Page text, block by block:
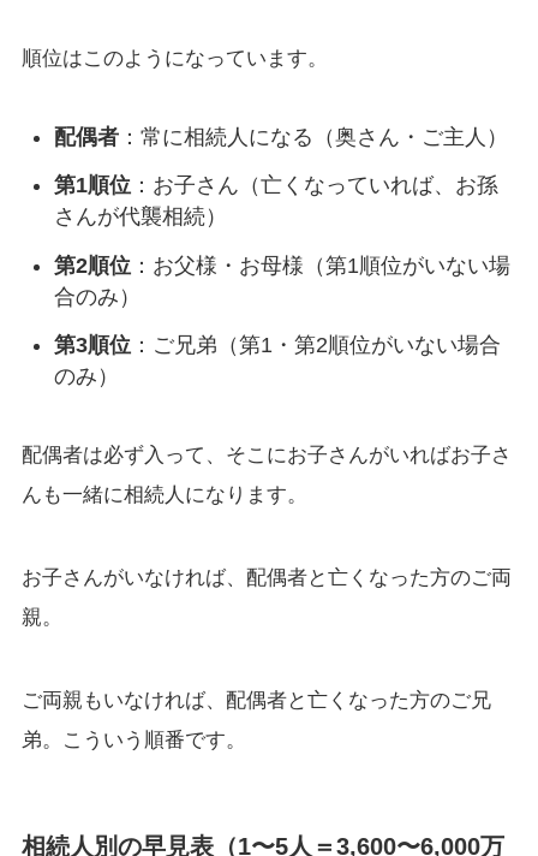
順位はこのようになっています。
配偶者：常に相続人になる（奥さん・ご主人）
第1順位：お子さん（亡くなっていれば、お孫
さんが代襲相続）
第2順位 ：お父様・お母様（第1順位がいない場
合のみ）
第3順位 ：ご兄弟（第1・第2順位がいない場合
のみ）
配偶者は必ず入って、そこにお子さんがいればお子さ
んも一緒に相続人になります。
お子さんがいなければ、配偶者と亡くなった方のご両
親。
ご両親もいなければ、配偶者と亡くなった方のご兄
弟。こういう順番です。
相続人別の早見表（1〜5人＝3,600〜6,000万